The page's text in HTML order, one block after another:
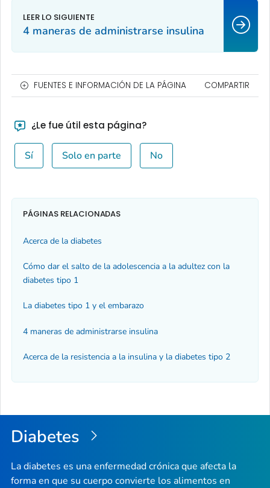
4 maneras de administrarse insulina
FUENTES E INFORMACIÓN DE LA PÁGINA COMPARTIR
¿Le fue útil esta página?
Sí Solo en parte No
PÁGINAS RELACIONADAS
Acerca de la diabetes
Cómo dar el salto de la adolescencia a la adultez con la
diabetes tipo 1
La diabetes tipo 1 y el embarazo
4 maneras de administrarse insulina
Acerca de la resistencia a la insulina y la diabetes tipo 2
Diabetes
La diabetes es una enfermedad crónica que afecta la
forma en que su cuerpo convierte los alimentos en